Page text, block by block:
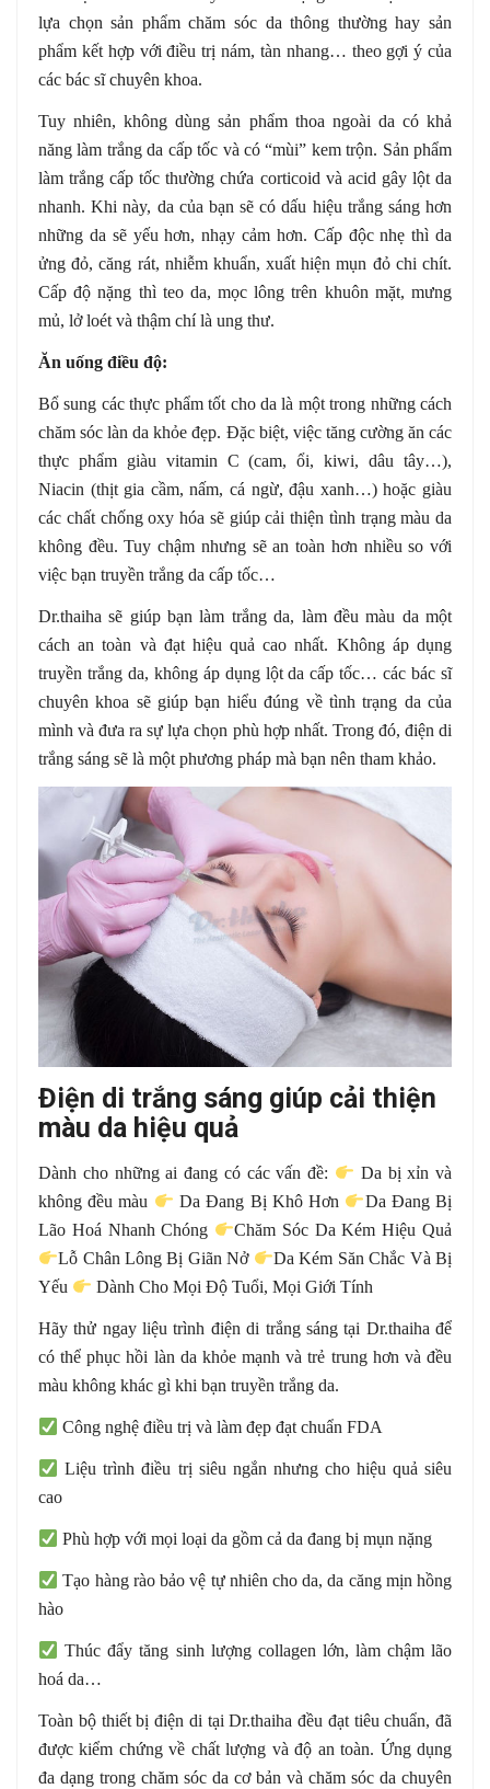
lựa chọn sản phẩm chăm sóc da thông thường hay sản
phẩm kết hợp với điều trị nám, tàn nhang… theo gợi ý của
các bác sĩ chuyên khoa.
Tuy nhiên, không dùng sản phẩm thoa ngoài da có khả
năng làm trắng da cấp tốc và có “mùi” kem trộn. Sản phẩm
làm trắng cấp tốc thường chứa corticoid và acid gây lột da
nhanh. Khi này, da của bạn sẽ có dấu hiệu trắng sáng hơn
những da sẽ yếu hơn, nhạy cảm hơn. Cấp độc nhẹ thì da
ửng đỏ, căng rát, nhiễm khuẩn, xuất hiện mụn đỏ chi chít.
Cấp độ nặng thì teo da, mọc lông trên khuôn mặt, mưng
mủ, lở loét và thậm chí là ung thư.
Ăn uống điều độ:
Bổ sung các thực phẩm tốt cho da là một trong những cách
chăm sóc làn da khỏe đẹp. Đặc biệt, việc tăng cường ăn các
thực phẩm giàu vitamin C (cam, ổi, kiwi, dâu tây…),
Niacin (thịt gia cầm, nấm, cá ngừ, đậu xanh…) hoặc giàu
các chất chống oxy hóa sẽ giúp cải thiện tình trạng màu da
không đều. Tuy chậm nhưng sẽ an toàn hơn nhiều so với
việc bạn truyền trắng da cấp tốc…
Dr.thaiha sẽ giúp bạn làm trắng da, làm đều màu da một
cách an toàn và đạt hiệu quả cao nhất. Không áp dụng
truyền trắng da, không áp dụng lột da cấp tốc… các bác sĩ
chuyên khoa sẽ giúp bạn hiểu đúng về tình trạng da của
mình và đưa ra sự lựa chọn phù hợp nhất. Trong đó, điện di
trắng sáng sẽ là một phương pháp mà bạn nên tham khảo.
Điện di trắng sáng giúp cải thiện
màu da hiệu quả
Dành cho những ai đang có các vấn đề:
Da bị xỉn và
không đều màu
Da Đang Bị Khô Hơn
Da Đang Bị
Lão Hoá Nhanh Chóng
Chăm Sóc Da Kém Hiệu Quả
Lỗ Chân Lông Bị Giãn Nở
Da Kém Săn Chắc Và Bị
Yếu
Dành Cho Mọi Độ Tuổi, Mọi Giới Tính
Hãy thử ngay liệu trình điện di trắng sáng tại Dr.thaiha để
có thể phục hồi làn da khỏe mạnh và trẻ trung hơn và đều
màu không khác gì khi bạn truyền trắng da.
Công nghệ điều trị và làm đẹp đạt chuẩn FDA
Liệu trình điều trị siêu ngắn nhưng cho hiệu quả siêu
cao
Phù hợp với mọi loại da gồm cả da đang bị mụn nặng
Tạo hàng rào bảo vệ tự nhiên cho da, da căng mịn hồng
hào
Thúc đẩy tăng sinh lượng collagen lớn, làm chậm lão
hoá da…
Toàn bộ thiết bị điện di tại Dr.thaiha đều đạt tiêu chuẩn, đã
được kiểm chứng về chất lượng và độ an toàn. Ứng dụng
đa dạng trong chăm sóc da cơ bản và chăm sóc da chuyên